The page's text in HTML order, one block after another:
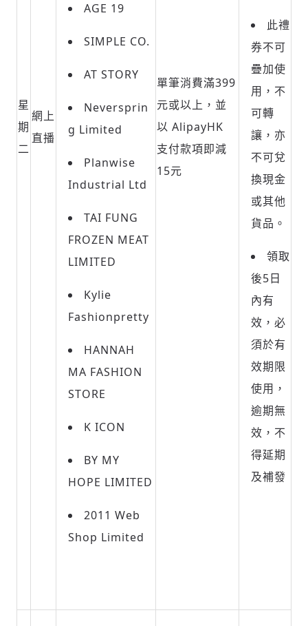
星
期
二
網上
直播
AGE 19
SIMPLE CO.
AT STORY
Neversprin
g Limited
Planwise
Industrial Ltd
TAI FUNG
FROZEN MEAT
LIMITED
Kylie
Fashionpretty
HANNAH
MA FASHION
STORE
K ICON
BY MY
HOPE LIMITED
2011 Web
Shop Limited
單筆消費滿399
元或以上，並
以 AlipayHK
支付款項即減
15元
此禮
券不可
疊加使
用，不
可轉
讓，亦
不可兌
換現金
或其他
貨品。
領取
後5日
內有
效，必
須於有
效期限
使用，
逾期無
效，不
得延期
及補發